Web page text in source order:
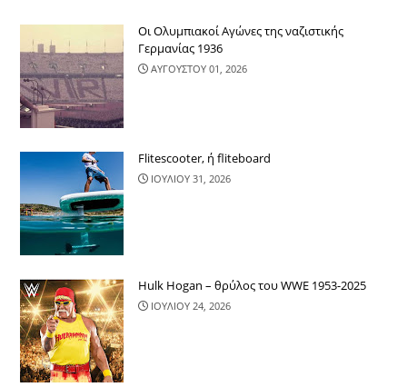
Οι Ολυμπιακοί Αγώνες της ναζιστικής
Γερμανίας 1936
ΑΥΓΟΥΣΤΟΥ 01, 2026
Flitescooter, ή fliteboard
ΙΟΥΛΙΟΥ 31, 2026
Hulk Hogan – θρύλος του WWE 1953-2025
ΙΟΥΛΙΟΥ 24, 2026